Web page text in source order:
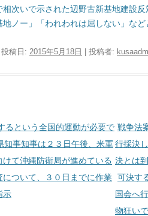
次いで示された辺野古新基地建設
ノー」「われわれは屈しない」など
稿日: 2015年5月18日 投稿者:
るという全国的運動が必要で
知事知事は２３日午後、米軍
て沖縄防衛局が進めている
ついて、３０日までに作業
示
戦争法
行採決
決とは
可決す
国会へ
物狂い